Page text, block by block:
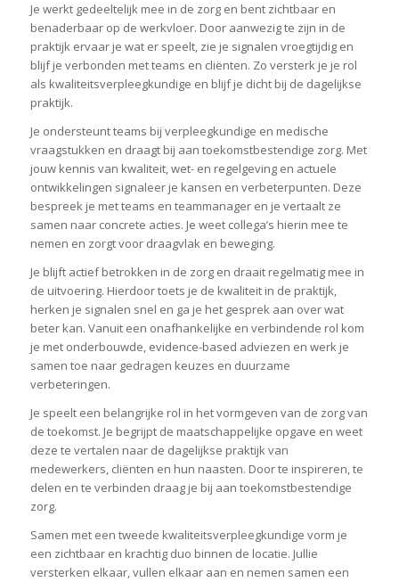
Je werkt gedeeltelijk mee in de zorg en bent zichtbaar en
benaderbaar op de werkvloer. Door aanwezig te zijn in de
praktijk ervaar je wat er speelt, zie je signalen vroegtijdig en
blijf je verbonden met teams en cliënten. Zo versterk je je rol
als kwaliteitsverpleegkundige en blijf je dicht bij de dagelijkse
praktijk.
Je ondersteunt teams bij verpleegkundige en medische
vraagstukken en draagt bij aan toekomstbestendige zorg. Met
jouw kennis van kwaliteit, wet- en regelgeving en actuele
ontwikkelingen signaleer je kansen en verbeterpunten. Deze
bespreek je met teams en teammanager en je vertaalt ze
samen naar concrete acties. Je weet collega’s hierin mee te
nemen en zorgt voor draagvlak en beweging.
Je blijft actief betrokken in de zorg en draait regelmatig mee in
de uitvoering. Hierdoor toets je de kwaliteit in de praktijk,
herken je signalen snel en ga je het gesprek aan over wat
beter kan. Vanuit een onafhankelijke en verbindende rol kom
je met onderbouwde, evidence-based adviezen en werk je
samen toe naar gedragen keuzes en duurzame
verbeteringen.
Je speelt een belangrijke rol in het vormgeven van de zorg van
de toekomst. Je begrijpt de maatschappelijke opgave en weet
deze te vertalen naar de dagelijkse praktijk van
medewerkers, cliënten en hun naasten. Door te inspireren, te
delen en te verbinden draag je bij aan toekomstbestendige
zorg.
Samen met een tweede kwaliteitsverpleegkundige vorm je
een zichtbaar en krachtig duo binnen de locatie. Jullie
versterken elkaar, vullen elkaar aan en nemen samen een